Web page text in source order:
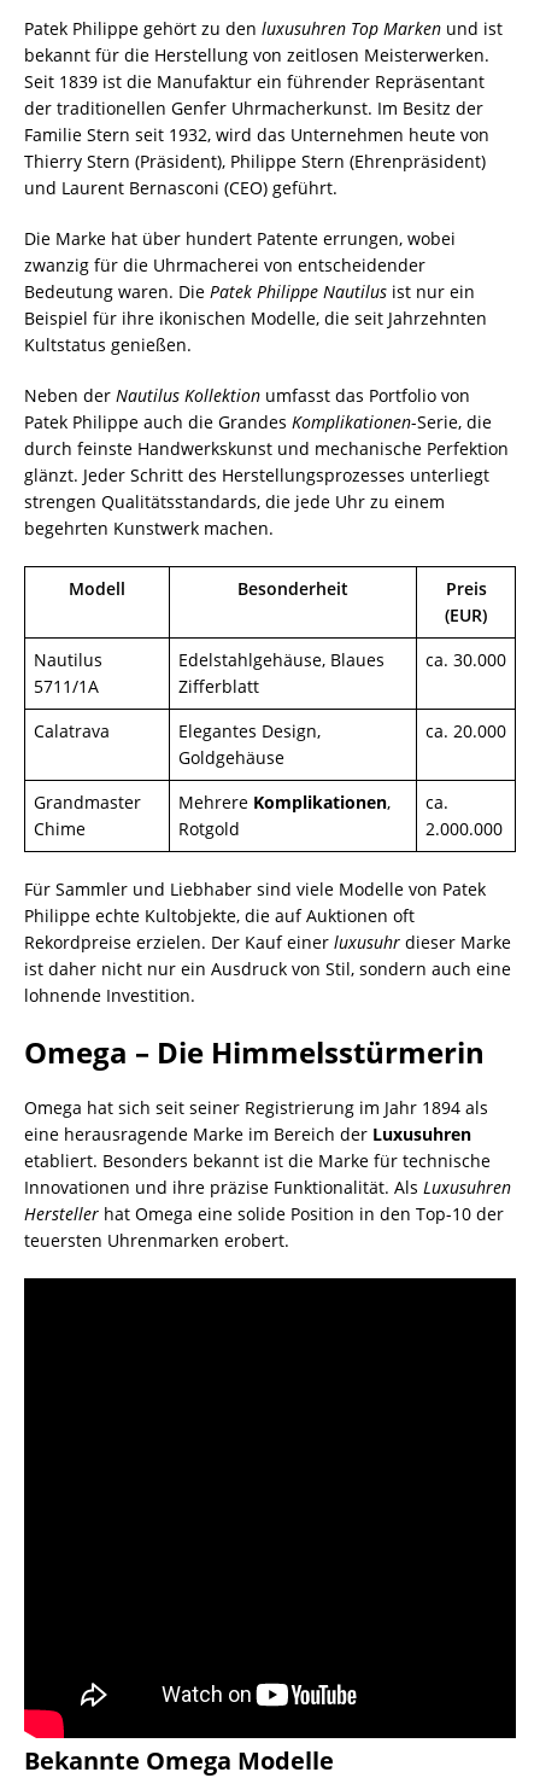
Patek Philippe gehört zu den luxusuhren Top Marken und ist
bekannt für die Herstellung von zeitlosen Meisterwerken.
Seit 1839 ist die Manufaktur ein führender Repräsentant
der traditionellen Genfer Uhrmacherkunst. Im Besitz der
Familie Stern seit 1932, wird das Unternehmen heute von
Thierry Stern (Präsident), Philippe Stern (Ehrenpräsident)
und Laurent Bernasconi (CEO) geführt.
Die Marke hat über hundert Patente errungen, wobei
zwanzig für die Uhrmacherei von entscheidender
Bedeutung waren. Die Patek Philippe Nautilus ist nur ein
Beispiel für ihre ikonischen Modelle, die seit Jahrzehnten
Kultstatus genießen.
Neben der Nautilus Kollektion umfasst das Portfolio von
Patek Philippe auch die Grandes Komplikationen-Serie, die
durch feinste Handwerkskunst und mechanische Perfektion
glänzt. Jeder Schritt des Herstellungsprozesses unterliegt
strengen Qualitätsstandards, die jede Uhr zu einem
begehrten Kunstwerk machen.
Modell Besonderheit
Preis
(EUR)
Nautilus
5711/1A
Edelstahlgehäuse, Blaues
Zifferblatt
ca. 30.000
Calatrava
Elegantes Design,
Goldgehäuse
ca. 20.000
Grandmaster
Chime
Mehrere Komplikationen,
Rotgold
ca.
2.000.000
Für Sammler und Liebhaber sind viele Modelle von Patek
Philippe echte Kultobjekte, die auf Auktionen oft
Rekordpreise erzielen. Der Kauf einer luxusuhr dieser Marke
ist daher nicht nur ein Ausdruck von Stil, sondern auch eine
lohnende Investition.
Omega – Die Himmelsstürmerin
Omega hat sich seit seiner Registrierung im Jahr 1894 als
eine herausragende Marke im Bereich der Luxusuhren
etabliert. Besonders bekannt ist die Marke für technische
Innovationen und ihre präzise Funktionalität. Als Luxusuhren
Hersteller hat Omega eine solide Position in den Top-10 der
teuersten Uhrenmarken erobert.
Bekannte Omega Modelle